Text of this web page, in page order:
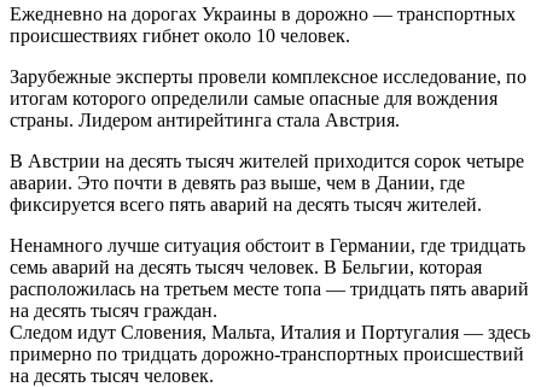
Ежедневно на дорогах Украины в дорожно — транспортных
происшествиях гибнет около 10 человек.
Зарубежные эксперты провели комплексное исследование, по
итогам которого определили самые опасные для вождения
страны. Лидером антирейтинга стала Австрия.
В Австрии на десять тысяч жителей приходится сорок четыре
аварии. Это почти в девять раз выше, чем в Дании, где
фиксируется всего пять аварий на десять тысяч жителей.
Ненамного лучше ситуация обстоит в Германии, где тридцать
семь аварий на десять тысяч человек. В Бельгии, которая
расположилась на третьем месте топа — тридцать пять аварий
на десять тысяч граждан.
Следом идут Словения, Мальта, Италия и Португалия — здесь
примерно по тридцать дорожно-транспортных происшествий
на десять тысяч человек.